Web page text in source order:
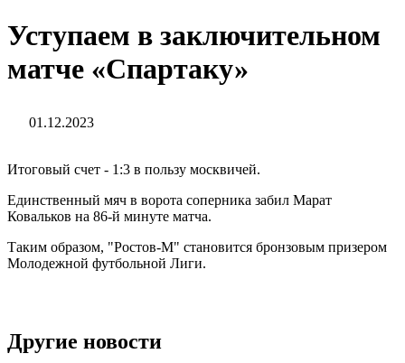
Уступаем в заключительном
матче «Спартаку»
01.12.2023
Итоговый счет - 1:3 в пользу москвичей.
Единственный мяч в ворота соперника забил Марат
Ковальков на 86-й минуте матча.
Таким образом, "Ростов-М" становится бронзовым призером
Молодежной футбольной Лиги.
Другие новости